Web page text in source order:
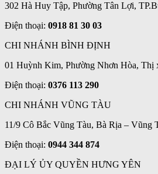
302 Hà Huy Tập, Phường Tân Lợi,
Điện thoại: 0918 81 30 03
CHI NHÁNH BÌNH ĐỊNH
01 Huỳnh Kim, Phường Nhơn Hòa,
Điện thoại: 0376 113 290
CHI NHÁNH VŨNG TÀU
11/9 Cô Bắc Vũng Tàu, Bà Rịa – Vũng
Điện thoại: 0944 344 874
ĐẠI LÝ ỦY QUYỀN HƯNG YÊN